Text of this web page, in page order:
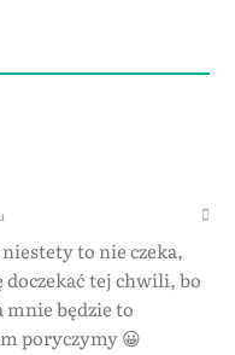
to nie czeka,
doczekać tej chwili, bo
mnie będzie to
poryczymy 😀